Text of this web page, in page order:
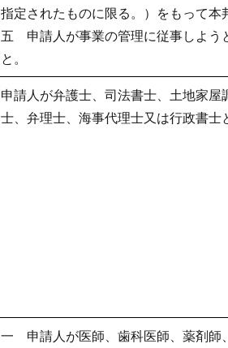
指定されたものに限る。）をもって本
五 申請人が事業の管理に従事しよう
と。
申請人が弁護士、司法書士、土地家
士、弁理士、海事代理士又は行政書士
一 申請人が医師、歯科医師、薬剤師